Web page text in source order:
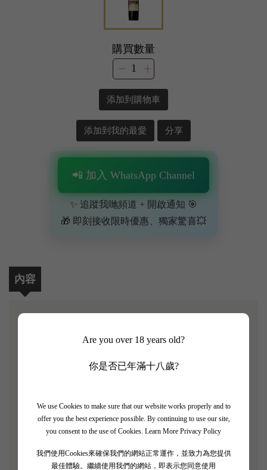
Are you over 18 years old?
你是否已年滿十八歲?
We use Cookies to make sure that our website works properly and to
offer you the best experience possible. By continuing to use our site,
you consent to the use of Cookies. Learn More Privacy Policy
我們使用Cookies來確保我們的網站正常運作，並致力為您提供
最佳體驗。繼續使用我們的網站，即表示您同意使用
購買數量
添加到購物車
添加到我的最愛 分享
📲 加入 WhatsApp Channel
✨ 追蹤我哋頻道 + 開啟通知 🎯
🎁 即刻接收限時優惠、獨家驚喜💥
內容
「Mundus Bacillus Terrae」係阿根廷 Malbec 嘅天花
接近 1,400 米嘅石灰岩土壤，釀出嚟嘅酒帶有難以置
極度複雜。口感深邃濃縮，單寧充滿張力，結構宏大
得嚟又保持住神級嘅優雅，完全無一般南美酒嘅厚重
享受！